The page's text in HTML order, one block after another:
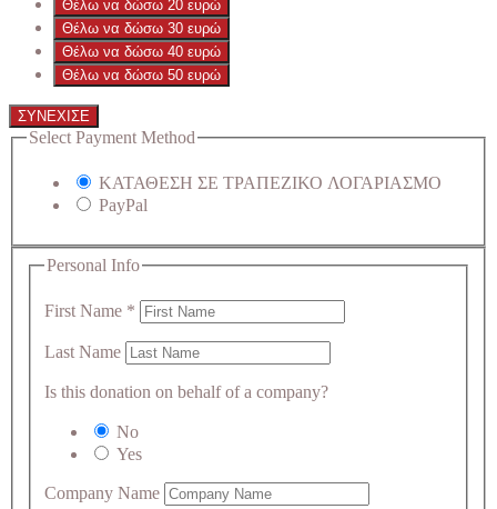
Θέλω να δώσω 20 ευρώ
Θέλω να δώσω 30 ευρώ
Θέλω να δώσω 40 ευρώ
Θέλω να δώσω 50 ευρώ
ΣΥΝΕΧΙΣΕ
Select Payment Method
ΚΑΤΑΘΕΣΗ ΣΕ ΤΡΑΠΕΖΙΚΟ ΛΟΓΑΡΙΑΣΜΟ
PayPal
Personal Info
First Name *
Last Name
Is this donation on behalf of a company?
No
Yes
Company Name